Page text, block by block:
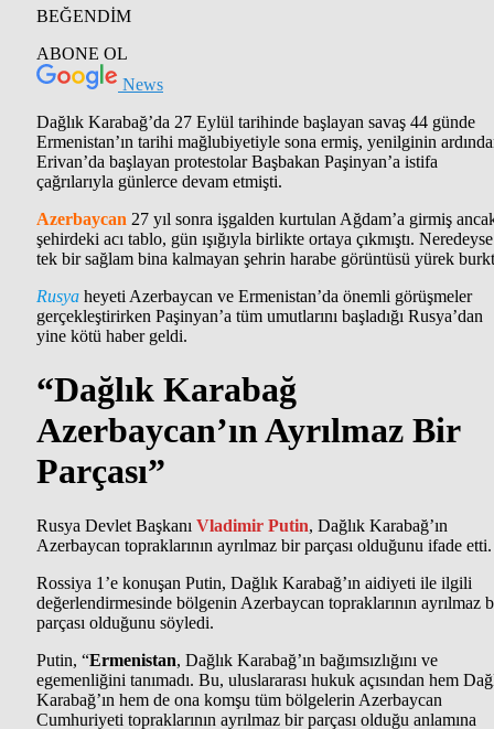
BEĞENDİM
ABONE OL
News
Dağlık Karabağ’da 27 Eylül tarihinde başlayan savaş 44 günde
Ermenistan’ın tarihi mağlubiyetiyle sona ermiş, yenilginin
Erivan’da başlayan protestolar Başbakan Paşinyan’a istifa
çağrılarıyla günlerce devam etmişti.
Azerbaycan 27 yıl sonra işgalden kurtulan Ağdam’a girmiş
şehirdeki acı tablo, gün ışığıyla birlikte ortaya çıkmıştı. Neredeyse
tek bir sağlam bina kalmayan şehrin harabe görüntüsü yürek
Rusya heyeti Azerbaycan ve Ermenistan’da önemli görüşmeler
gerçekleştirirken Paşinyan’a tüm umutlarını başladığı Rusya’dan
yine kötü haber geldi.
“Dağlık Karabağ
Azerbaycan’ın Ayrılmaz Bir
Parçası”
Rusya Devlet Başkanı Vladimir Putin, Dağlık Karabağ’ın
Azerbaycan topraklarının ayrılmaz bir parçası olduğunu ifade etti.
Rossiya 1’e konuşan Putin, Dağlık Karabağ’ın aidiyeti ile ilgili
değerlendirmesinde bölgenin Azerbaycan topraklarının ayrılmaz
parçası olduğunu söyledi.
Putin, “Ermenistan, Dağlık Karabağ’ın bağımsızlığını ve
egemenliğini tanımadı. Bu, uluslararası hukuk açısından hem
Karabağ’ın hem de ona komşu tüm bölgelerin Azerbaycan
Cumhuriyeti topraklarının ayrılmaz bir parçası olduğu anlamına